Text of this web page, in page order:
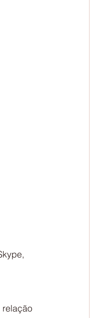
relação